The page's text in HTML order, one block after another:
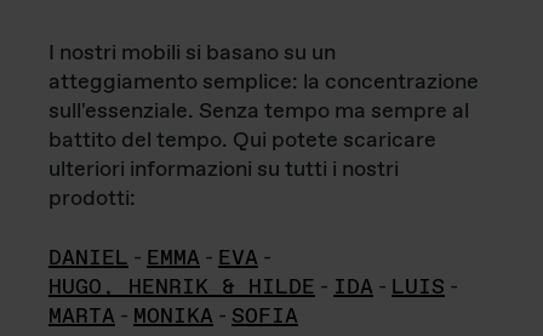
I nostri mobili si basano su un
atteggiamento semplice: la concentrazione
sull'essenziale. Senza tempo ma sempre al
battito del tempo. Qui potete scaricare
ulteriori informazioni su tutti i nostri
prodotti:
DANIEL - EMMA - EVA -
HUGO, HENRIK & HILDE - IDA - LUIS -
MARTA - MONIKA - SOFIA